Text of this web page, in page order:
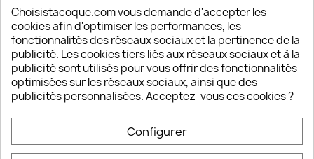
Un SAV à votre écoute
Notre SAV est disponible 6/7J de 10h à 18H
INFORMATIONS 
Choisistacoque.com vous demande d'accepter les
cookies afin d'optimiser les performances, les
fonctionnalités des réseaux sociaux et la pertinence de la
publicité. Les cookies tiers liés aux réseaux sociaux et à la
publicité sont utilisés pour vous offrir des fonctionnalités
optimisées sur les réseaux sociaux, ainsi que des
publicités personnalisées. Acceptez-vous ces cookies ?
Configurer